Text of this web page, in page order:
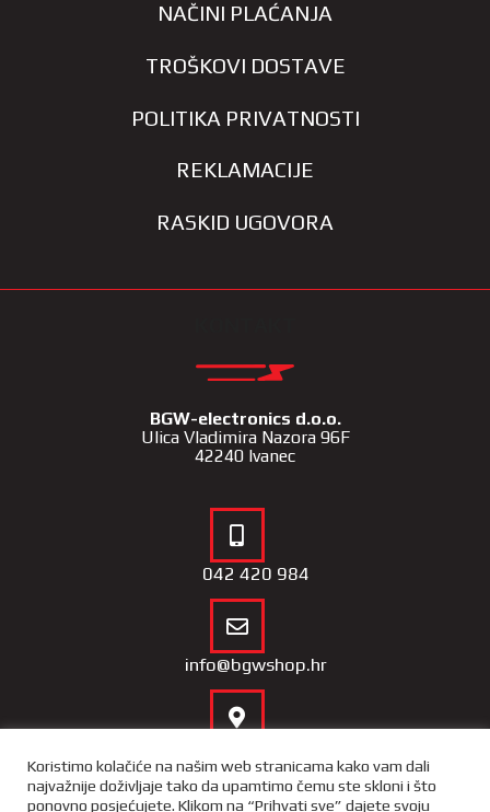
NAČINI PLAĆANJA
TROŠKOVI DOSTAVE
POLITIKA PRIVATNOSTI
REKLAMACIJE
RASKID UGOVORA
BGW-electronics d.o.o.
Ulica Vladimira Nazora 96F
42240 Ivanec
042 420 984
info@bgwshop.hr
Koristimo kolačiće na našim web stranicama kako vam dali
najvažnije doživljaje tako da upamtimo čemu ste skloni i što
ponovno posjećujete. Klikom na “Prihvati sve” dajete svoju